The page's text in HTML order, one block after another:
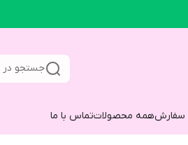
جستجو
سفارشهمه محصولاتتماس با ما